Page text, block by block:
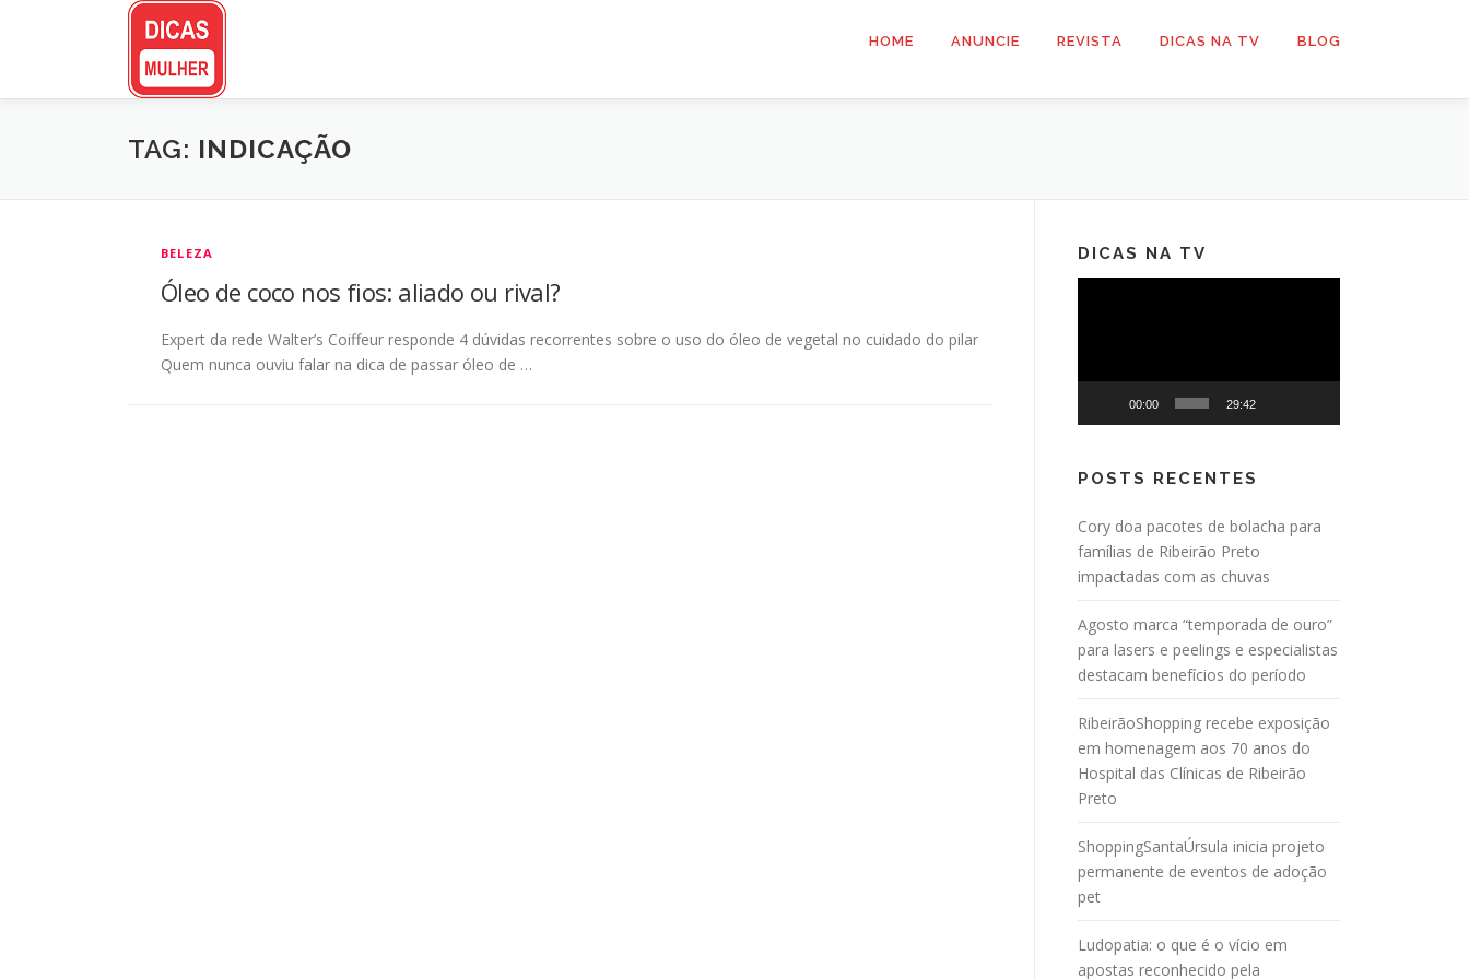
HOME ANUNCIE REVISTA DICAS NA TV BLOG
TAG: INDICAÇÃO
BELEZA
Óleo de coco nos fios: aliado ou rival?
Expert da rede Walter’s Coiffeur responde 4 dúvidas recorrentes sobre o uso do óleo de vegetal no cuidado do pilar
Quem nunca ouviu falar na dica de passar óleo de …
DICAS NA TV
00:00 29:42
POSTS RECENTES
Cory doa pacotes de bolacha para
famílias de Ribeirão Preto
impactadas com as chuvas
Agosto marca “temporada de ouro”
para lasers e peelings e especialistas
destacam benefícios do período
RibeirãoShopping recebe exposição
em homenagem aos 70 anos do
Hospital das Clínicas de Ribeirão
Preto
ShoppingSantaÚrsula inicia projeto
permanente de eventos de adoção
pet
Ludopatia: o que é o vício em
apostas reconhecido pela